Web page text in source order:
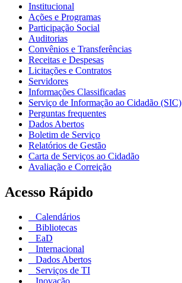
Institucional
Ações e Programas
Participação Social
Auditorias
Convênios e Transferências
Receitas e Despesas
Licitações e Contratos
Servidores
Informações Classificadas
Serviço de Informação ao Cidadão (SIC)
Perguntas frequentes
Dados Abertos
Boletim de Serviço
Relatórios de Gestão
Carta de Serviços ao Cidadão
Avaliação e Correição
Acesso Rápido
Calendários
Bibliotecas
EaD
Internacional
Dados Abertos
Serviços de TI